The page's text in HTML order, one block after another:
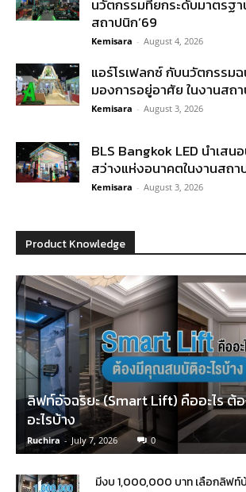
นวัตกรรมที่ยกระดับมาตรฐา
สถาปนิก’69
Kemisara - August 4, 2026
แอร์โรเฟลกซ์ กับนวัตกรรม
มองการอยู่อาศัย ในงานสถ
Kemisara - August 3, 2026
BLS Bangkok LED นำเส
สว่างแห่งอนาคตในงานสถา
Kemisara - August 3, 2026
Product Knowledge
ลิฟท์อัจฉริยะ (Smart Lift) คืออะไร
อะไรบ้าง
Ruchira - July 7, 2026 0
มีงบ 1,000,000 บาท เลือกลิฟท์